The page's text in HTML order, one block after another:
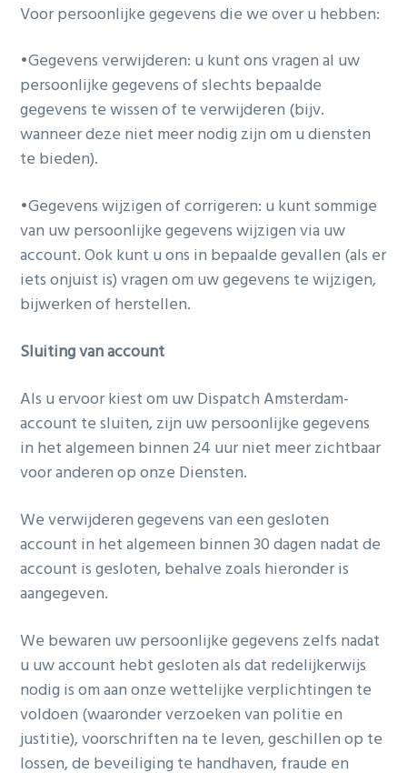
Voor persoonlijke gegevens die we over u hebben:
•Gegevens verwijderen: u kunt ons vragen al uw
persoonlijke gegevens of slechts bepaalde
gegevens te wissen of te verwijderen (bijv.
wanneer deze niet meer nodig zijn om u diensten
te bieden).
•Gegevens wijzigen of corrigeren: u kunt sommige
van uw persoonlijke gegevens wijzigen via uw
account. Ook kunt u ons in bepaalde gevallen (als er
iets onjuist is) vragen om uw gegevens te wijzigen,
bijwerken of herstellen.
Sluiting van account
Als u ervoor kiest om uw Dispatch Amsterdam-
account te sluiten, zijn uw persoonlijke gegevens
in het algemeen binnen 24 uur niet meer zichtbaar
voor anderen op onze Diensten.
We verwijderen gegevens van een gesloten
account in het algemeen binnen 30 dagen nadat de
account is gesloten, behalve zoals hieronder is
aangegeven.
We bewaren uw persoonlijke gegevens zelfs nadat
u uw account hebt gesloten als dat redelijkerwijs
nodig is om aan onze wettelijke verplichtingen te
voldoen (waaronder verzoeken van politie en
justitie), voorschriften na te leven, geschillen op te
lossen, de beveiliging te handhaven, fraude en